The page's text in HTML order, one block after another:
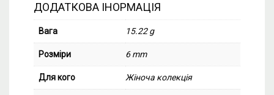
ДОДАТКОВА ІНОРМАЦІЯ
Вага 15.22 g
Розміри 6 mm
Для кого Жіноча колекція